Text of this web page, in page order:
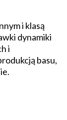
i klasą
dynamiki
i
basu,